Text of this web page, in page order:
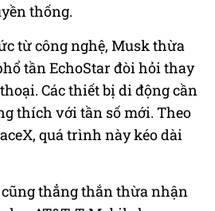
thống.
từ công nghệ, Musk thừa
tần EchoStar đòi hỏi thay
Các thiết bị di động cần
thích với tần số mới. Theo
quá trình này kéo dài
thẳng thắn thừa nhận